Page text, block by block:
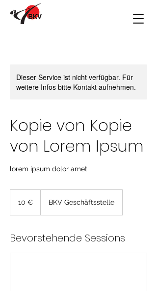
Dieser Service ist nicht verfügbar. Für
weitere Infos bitte Kontakt aufnehmen.
Kopie von Kopie
von Lorem Ipsum
lorem ipsum dolor amet
10 € BKV Geschäftsstelle
Bevorstehende Sessions